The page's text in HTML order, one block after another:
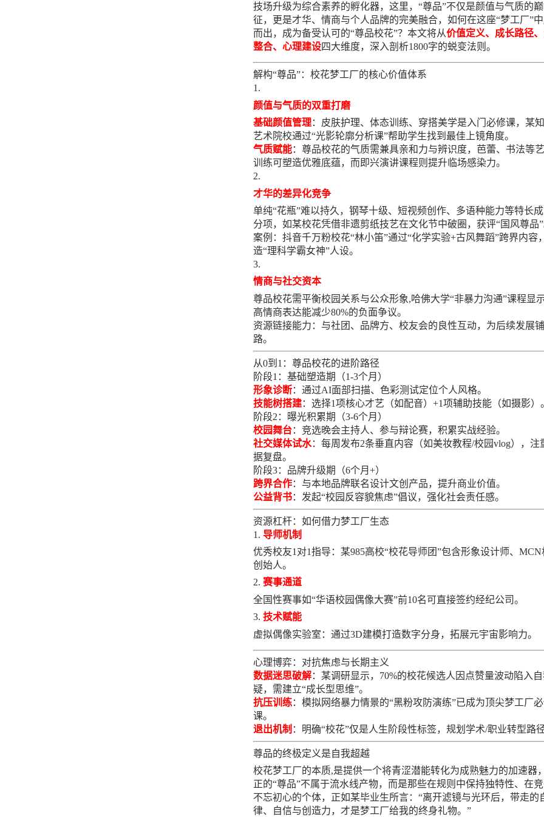
技场升级为综合素养的孵化器，这里，“尊品”不仅是颜值与气质的
征，更是才华、情商与个人品牌的完美融合，如何在这座“梦工厂”
而出，成为备受认可的“尊品校花”？本文将从价值定义、成长路径
整合、心理建设四大维度，深入剖析1800字的蜕变法则。
解构“尊品”：校花梦工厂的核心价值体系
颜值与气质的双重打磨
基础颜值管理：皮肤护理、体态训练、穿搭美学是入门必修课，某
艺术院校通过“光影轮廓分析课”帮助学生找到最佳上镜角度。
气质赋能：尊品校花的气质需兼具亲和力与辨识度，芭蕾、书法等
训练可塑造优雅底蕴，而即兴演讲课程则提升临场感染力。
才华的差异化竞争
单纯“花瓶”难以持久，钢琴十级、短视频创作、多语种能力等特长
分项，如某校花凭借非遗剪纸技艺在文化节中破圈，获评“国风尊品”
案例：抖音千万粉校花“林小笛”通过“化学实验+古风舞蹈”跨界内容
造“理科学霸女神”人设。
情商与社交资本
尊品校花需平衡校园关系与公众形象,哈佛大学“非暴力沟通”课程显示
高情商表达能减少80%的负面争议。
资源链接能力：与社团、品牌方、校友会的良性互动，为后续发展铺
路。
从0到1：尊品校花的进阶路径
阶段1：基础塑造期（1-3个月）
形象诊断：通过AI面部扫描、色彩测试定位个人风格。
技能树搭建：选择1项核心才艺（如配音）+1项辅助技能（如摄影）
阶段2：曝光积累期（3-6个月）
校园舞台：竞选晚会主持人、参与辩论赛，积累实战经验。
社交媒体试水：每周发布2条垂直内容（如美妆教程/校园vlog），注
据复盘。
阶段3：品牌升级期（6个月+）
跨界合作：与本地品牌联名设计文创产品，提升商业价值。
公益背书：发起“校园反容貌焦虑”倡议，强化社会责任感。
资源杠杆：如何借力梦工厂生态
导师机制
优秀校友1对1指导：某985高校“校花导师团”包含形象设计师、MCN
创始人。
赛事通道
全国性赛事如“华语校园偶像大赛”前10名可直接签约经纪公司。
技术赋能
虚拟偶像实验室：通过3D建模打造数字分身，拓展元宇宙影响力。
心理博弈：对抗焦虑与长期主义
数据迷思破解：某调研显示，70%的校花候选人因点赞量波动陷入
疑，需建立“成长型思维”。
抗压训练：模拟网络暴力情景的“黑粉攻防演练”已成为顶尖梦工厂
课。
退出机制 ：明确“校花”仅是人生阶段性标签，规划学术/职业转型路径
尊品的终极定义是自我超越
校花梦工厂的本质,是提供一个将青涩潜能转化为成熟魅力的加速器
正的“尊品”不属于流水线产物，而是那些在规则中保持独特性、在
不忘初心的个体，正如某毕业生所言：“离开滤镜与光环后，带走的
律、自信与创造力，才是梦工厂给我的终身礼物。”